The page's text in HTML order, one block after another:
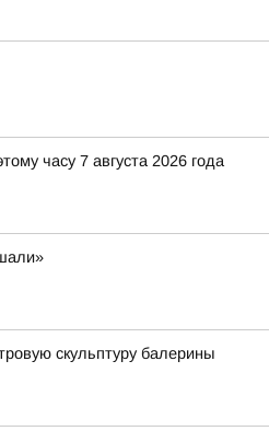
часу 7 августа 2026 года
скульптуру балерины